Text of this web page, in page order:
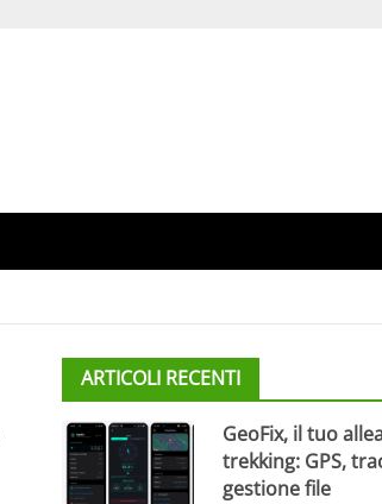
ARTICOLI RECENTI
GeoFix, il tuo
trekking: GPS,
gestione file